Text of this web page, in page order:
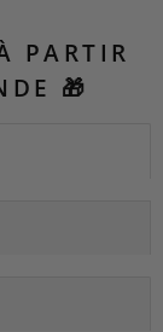
PARTIR
🎁